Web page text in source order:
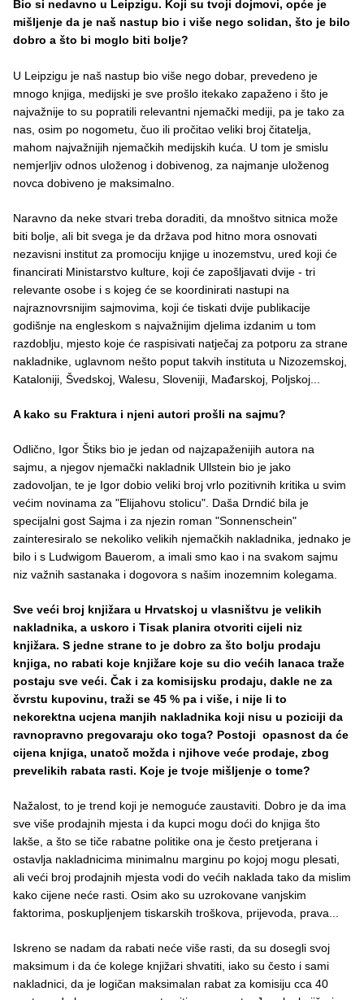
Bio si nedavno u Leipzigu. Koji su tvoji dojmovi, opće je
mišljenje da je naš nastup bio i više nego solidan, što je bilo
dobro a što bi moglo biti bolje?
U Leipzigu je naš nastup bio više nego dobar, prevedeno je
mnogo knjiga, medijski je sve prošlo itekako zapaženo i što je
najvažnije to su popratili relevantni njemački mediji, pa je tako za
nas, osim po nogometu, čuo ili pročitao veliki broj čitatelja,
mahom najvažnijih njemačkih medijskih kuća. U tom je smislu
nemjerljiv odnos uloženog i dobivenog, za najmanje uloženog
novca dobiveno je maksimalno.
Naravno da neke stvari treba doraditi, da mnoštvo sitnica može
biti bolje, ali bit svega je da država pod hitno mora osnovati
nezavisni institut za promociju knjige u inozemstvu, ured koji će
financirati Ministarstvo kulture, koji će zapošljavati dvije - tri
relevante osobe i s kojeg će se koordinirati nastupi na
najraznovrsnijim sajmovima, koji će tiskati dvije publikacije
godišnje na engleskom s najvažnijim djelima izdanim u tom
razdoblju, mjesto koje će raspisivati natječaj za potporu za strane
nakladnike, uglavnom nešto poput takvih instituta u Nizozemskoj,
Kataloniji, Švedskoj, Walesu, Sloveniji, Mađarskoj, Poljskoj...
A kako su Fraktura i njeni autori prošli na sajmu?
Odlično, Igor Štiks bio je jedan od najzapaženijih autora na
sajmu, a njegov njemački nakladnik Ullstein bio je jako
zadovoljan, te je Igor dobio veliki broj vrlo pozitivnih kritika u svim
većim novinama za "Elijahovu stolicu". Daša Drndić bila je
specijalni gost Sajma i za njezin roman "Sonnenschein"
zainteresiralo se nekoliko velikih njemačkih nakladnika, jednako je
bilo i s Ludwigom Bauerom, a imali smo kao i na svakom sajmu
niz važnih sastanaka i dogovora s našim inozemnim kolegama.
Sve veći broj knjižara u Hrvatskoj u vlasništvu je velikih
nakladnika, a uskoro i Tisak planira otvoriti cijeli niz
knjižara. S jedne strane to je dobro za što bolju prodaju
knjiga, no rabati koje knjižare koje su dio većih lanaca traže
postaju sve veći. Čak i za komisijsku prodaju, dakle ne za
čvrstu kupovinu, traži se 45 % pa i više, i nije li to
nekorektna ucjena manjih nakladnika koji nisu u poziciji da
ravnopravno pregovaraju oko toga? Postoji opasnost da će
cijena knjiga, unatoč možda i njihove veće prodaje, zbog
prevelikih rabata rasti. Koje je tvoje mišljenje o tome?
Nažalost, to je trend koji je nemoguće zaustaviti. Dobro je da ima
sve više prodajnih mjesta i da kupci mogu doći do knjiga što
lakše, a što se tiče rabatne politike ona je često pretjerana i
ostavlja nakladnicima minimalnu marginu po kojoj mogu plesati,
ali veći broj prodajnih mjesta vodi do većih naklada tako da mislim
kako cijene neće rasti. Osim ako su uzrokovane vanjskim
faktorima, poskupljenjem tiskarskih troškova, prijevoda, prava...
Iskreno se nadam da rabati neće više rasti, da su dosegli svoj
maksimum i da će kolege knjižari shvatiti, iako su često i sami
nakladnici, da je logičan maksimalan rabat za komisiju cca 40